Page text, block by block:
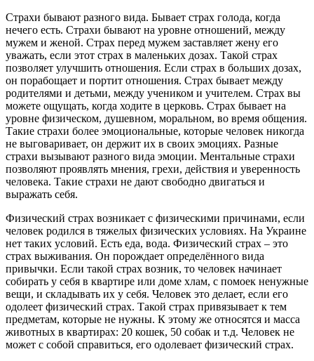
Страхи бывают разного вида. Бывает страх голода, когда
нечего есть. Страхи бывают на уровне отношений, между
мужем и женой. Страх перед мужем заставляет жену его
уважать, если этот страх в маленьких дозах. Такой страх
позволяет улучшить отношения. Если страх в больших дозах,
он порабощает и портит отношения. Страх бывает между
родителями и детьми, между учеником и учителем. Страх вы
можете ощущать, когда ходите в церковь. Страх бывает на
уровне физическом, душевном, моральном, во время общения.
Такие страхи более эмоциональные, которые человек никогда
не выговаривает, он держит их в своих эмоциях. Разные
страхи вызывают разного вида эмоции. Ментальные страхи
позволяют проявлять мнения, грехи, действия и уверенность
человека. Такие страхи не дают свободно двигаться и
выражать себя.
Физический страх возникает с физическими причинами, если
человек родился в тяжелых физических условиях. На Украине
нет таких условий. Есть еда, вода. Физический страх – это
страх выживания. Он порождает определённого вида
привычки. Если такой страх возник, то человек начинает
собирать у себя в квартире или доме хлам, с помоек ненужные
вещи, и складывать их у себя. Человек это делает, если его
одолеет физический страх. Такой страх привязывает к тем
предметам, которые не нужны. К этому же относятся и масса
животных в квартирах: 20 кошек, 50 собак и т.д. Человек не
может с собой справиться, его одолевает физический страх.